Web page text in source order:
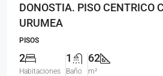
DONOSTIA. PISO CENTRICO
URUMEA
PISOS
2
Habitaciones
1
Baño
62
m²